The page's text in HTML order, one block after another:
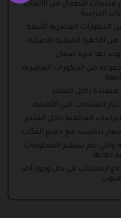
منتجات الأطفال من الألعاب
الدراسة.
العصرية الأنيقة.
الأجهزة المنزلية الأصلية.
بها فترة ضمان.
من الديكورات العصرية
متعددة داخل المتجر
المنتجات التي الأصلية.
العالمية داخل المتجر.
تتناسب مع جميع الفئات.
والتي يتم تشفير المعلومات
خلالها.
المنتجات في حال وجود أحد